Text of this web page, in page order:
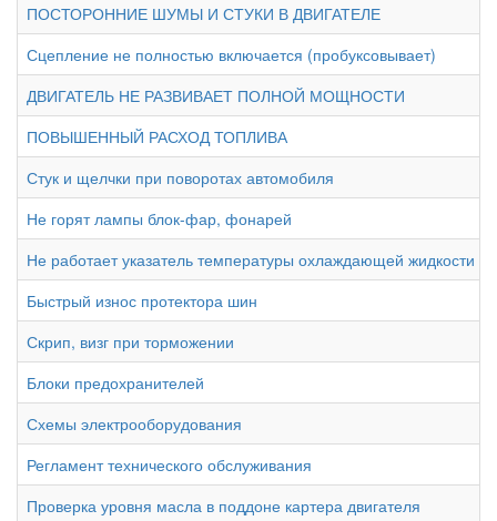
ПОСТОРОННИЕ ШУМЫ И СТУКИ В ДВИГАТЕЛЕ
Сцепление не полностью включается (пробуксовывает)
ДВИГАТЕЛЬ НЕ РАЗВИВАЕТ ПОЛНОЙ МОЩНОСТИ
ПОВЫШЕННЫЙ РАСХОД ТОПЛИВА
Стук и щелчки при поворотах автомобиля
Не горят лампы блок-фар, фонарей
Не работает указатель температуры охлаждающей жидкости
Быстрый износ протектора шин
Скрип, визг при торможении
Блоки предохранителей
Схемы электрооборудования
Регламент технического обслуживания
Проверка уровня масла в поддоне картера двигателя